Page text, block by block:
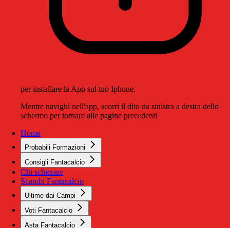
per installare la App sul tuo Iphone.
Mentre navighi nell'app, scorri il dito da sinistra a destra dello
schermo per tornare alle pagine precedenti
Home
Probabili Formazioni
Consigli Fantacalcio
Chi schierare
Scambi Fantacalcio
Ultime dai Campi
Voti Fantacalcio
Asta Fantacalcio